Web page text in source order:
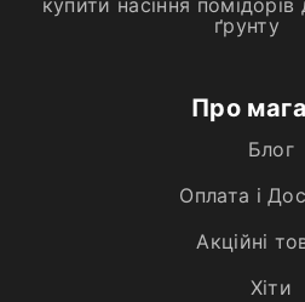
купити насіння помідорів
ґрунту
Про
Блог
Оплата і
Акційні
Хiти